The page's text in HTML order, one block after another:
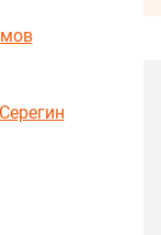
Серегин